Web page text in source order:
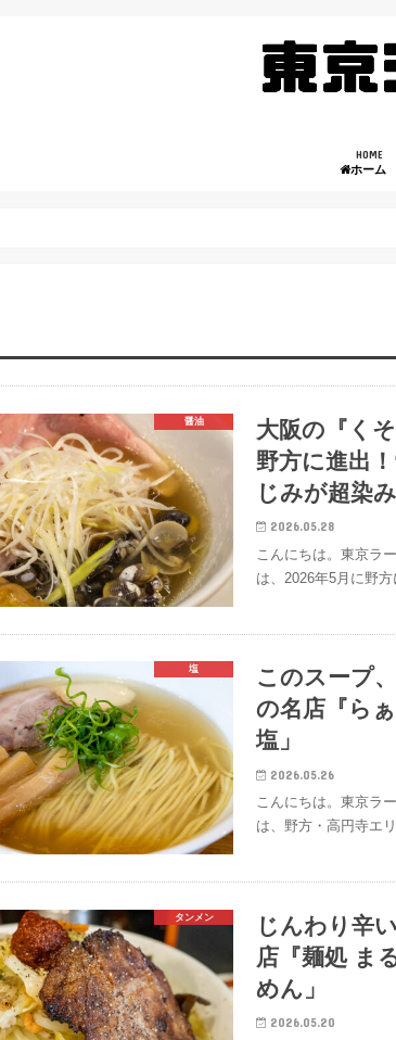
HOME
ホーム
醤油
大阪の『く
野方に進出
じみが超染
2026.05.28
こんにちは。東京ラ
は、2026年5月に野
塩
このスープ
の名店『ら
塩」
2026.05.26
こんにちは。東京ラ
は、野方・高円寺エ
タンメン
じんわり辛
店『麺処 ま
めん」
2026.05.20